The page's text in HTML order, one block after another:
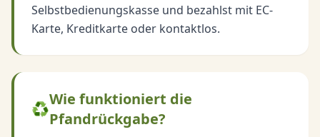
Selbstbedienungskasse und bezahlst mit EC-
Karte, Kreditkarte oder kontaktlos.
♻️
Wie funktioniert die
Pfandrückgabe?